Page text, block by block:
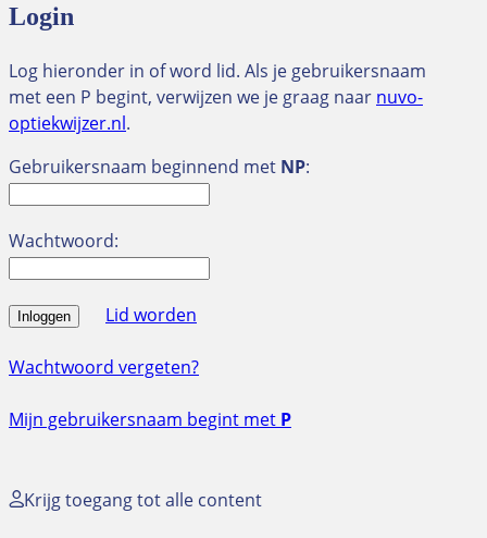
Login
Log hieronder in of word lid. Als je gebruikersnaam
met een P begint, verwijzen we je graag naar nuvo-
optiekwijzer.nl.
Gebruikersnaam beginnend met NP:
Wachtwoord:
Inloggen Lid worden
Wachtwoord vergeten?
Mijn gebruikersnaam begint met P
Krijg toegang tot alle content